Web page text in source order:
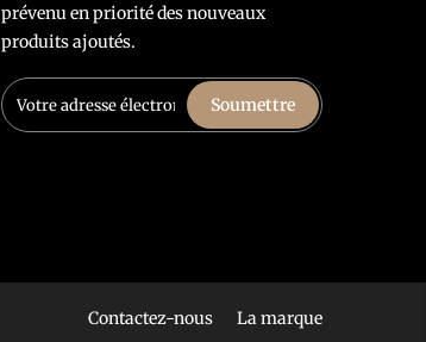
prévenu en priorité des nouveaux
produits ajoutés.
Soumettre
Contactez-nous La marque